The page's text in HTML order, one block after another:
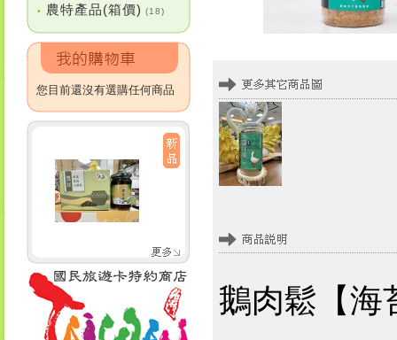
• 農特產品(箱價) (18)
您目前還沒有選購任何商品
鵝肉鬆【